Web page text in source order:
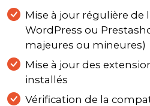
Mise à jour régulière de
WordPress ou
majeures ou mineures)
Mise à jour des
installés
Vérification de la